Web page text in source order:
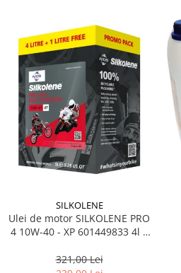
SILKOLENE
Ulei de motor SILKOLENE PRO
4 10W-40 - XP 601449833 4l +
321,00 Lei